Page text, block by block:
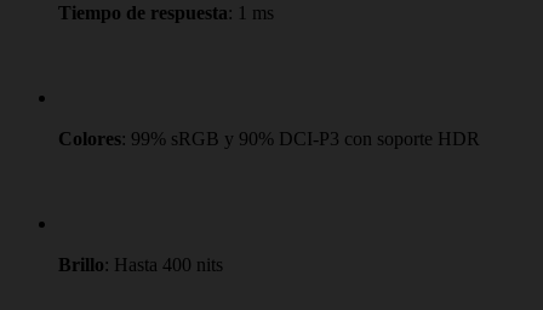
Tiempo de respuesta: 1 ms
Colores: 99% sRGB y 90% DCI-P3 con soporte HDR
Brillo: Hasta 400 nits